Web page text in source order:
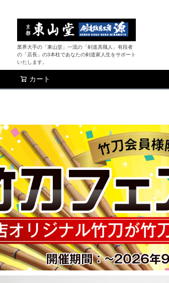
業界大手の「東山堂」一流の「剣道具職人」有段者
の「店長」の3本柱であなたの剣道家人生をサポート
いたします。
カート